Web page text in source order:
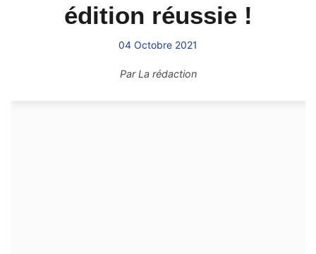
édition réussie !
04 Octobre 2021
ParLa rédaction